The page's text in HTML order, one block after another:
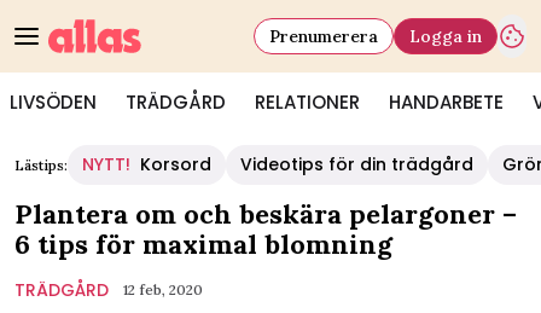
LIVSÖDEN TRÄDGÅRD RELATIONER HANDARBETE
Prenumerera Logga in
Lästips: NYTT! Korsord Videotips för din trädgård
Plantera om och beskära pelargoner –
6 tips för maximal blomning
TRÄDGÅRD 12 feb, 2020